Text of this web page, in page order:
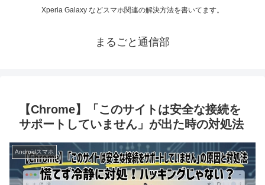
Xperia Galaxy などスマホ関連の解決方法を書いてます。
まるごと通信部
【Chrome】「このサイトは安全な接続を
サポートしていません」が出た時の対処法
Androidスマホ